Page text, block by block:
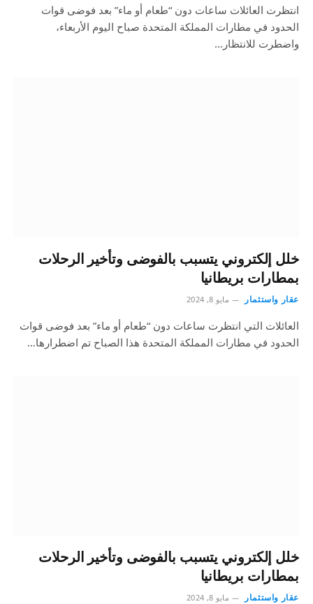
انتظرت العائلات ساعات دون “طعام أو ماء” بعد فوضى قوات
الحدود في مطارات المملكة المتحدة صباح اليوم الأربعاء،
واضطرت للانتظار…
خلل إلكتروني يتسبب بالفوضى وتأخير الرحلات
بمطارات بريطانيا
عقار واستثمار مايو 8, 2024
العائلات التي انتظرت ساعات دون “طعام أو ماء” بعد فوضى قوات
الحدود في مطارات المملكة المتحدة هذا الصباح تم اضطرارها…
خلل إلكتروني يتسبب بالفوضى وتأخير الرحلات
بمطارات بريطانيا
عقار واستثمار مايو 8, 2024